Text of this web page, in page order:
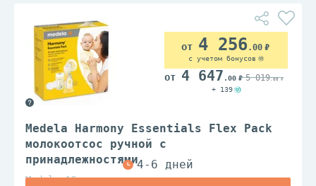
Medela Harmony Essentials Flex Pack
молокоотсос ручной с
принадлежностями
Medela AG
4 256.00
с учетом бонусов
4 647 .00 5 019.00
+ 139